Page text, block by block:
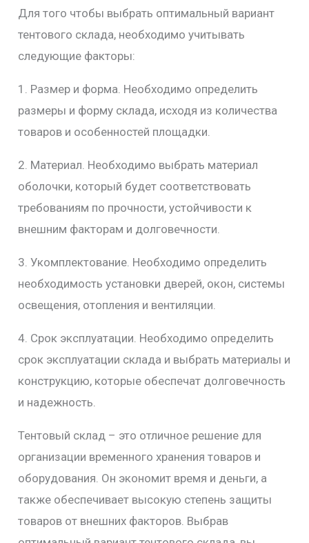
Для того чтобы выбрать оптимальный вариант
тентового склада, необходимо учитывать
следующие факторы:
1. Размер и форма. Необходимо определить
размеры и форму склада, исходя из количества
товаров и особенностей площадки.
2. Материал. Необходимо выбрать материал
оболочки, который будет соответствовать
требованиям по прочности, устойчивости к
внешним факторам и долговечности.
3. Укомплектование. Необходимо определить
необходимость установки дверей, окон, системы
освещения, отопления и вентиляции.
4. Срок эксплуатации. Необходимо определить
срок эксплуатации склада и выбрать материалы и
конструкцию, которые обеспечат долговечность
и надежность.
Тентовый склад – это отличное решение для
организации временного хранения товаров и
оборудования. Он экономит время и деньги, а
также обеспечивает высокую степень защиты
товаров от внешних факторов. Выбрав